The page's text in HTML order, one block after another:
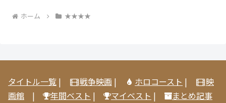
ホーム ★★★★
タイトル一覧 | 戦争映画 | ホロコースト |
映
画館 | 年間ベスト | マイベスト |
まとめ記事